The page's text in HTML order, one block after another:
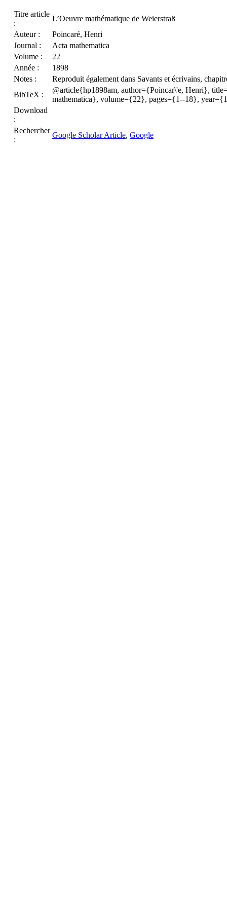
Titre article
:
L’Oeuvre mathématique de Weierstraß
Auteur :
Poincaré, Henri
Journal :
Acta mathematica
Volume :
22
Année :
1898
Notes :
Reproduit également dans Savants et écrivains,
BibTeX :
@article{hp1898am, author={Poincar\'e, Henri},
mathematica}, volume={22}, pages={1--18},
Download
:
Rechercher
:
Google Scholar Article, Google